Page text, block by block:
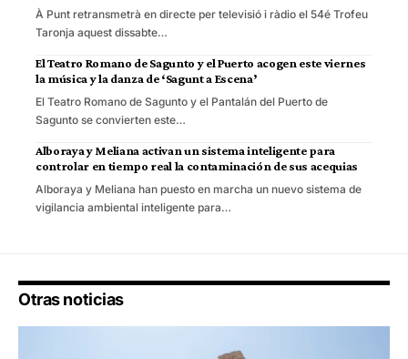
À Punt retransmetrà en directe per televisió i ràdio el 54é Trofeu
Taronja aquest dissabte…
El Teatro Romano de Sagunto y el Puerto acogen este viernes
la música y la danza de ‘Sagunt a Escena’
El Teatro Romano de Sagunto y el Pantalán del Puerto de
Sagunto se convierten este…
Alboraya y Meliana activan un sistema inteligente para
controlar en tiempo real la contaminación de sus acequias
Alboraya y Meliana han puesto en marcha un nuevo sistema de
vigilancia ambiental inteligente para…
Otras noticias